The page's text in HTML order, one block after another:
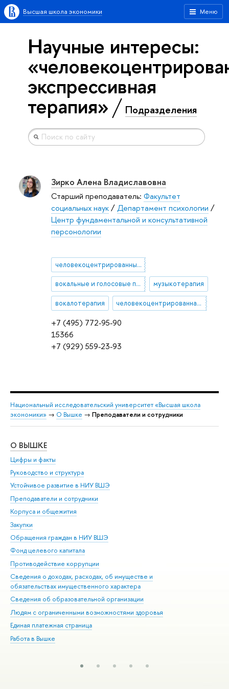
Меню
Высшая школа экономики
Научные интересы:
экспрессивная
терапия» Подразделения
+7 (495) 772-95-90
15366
+7 (929) 559-23-93
Зирко Алена Владиславовна
Старший преподаватель: Факультет
социальных наук/Департамент психологии /
Центр фундаментальной и консультативной
персонологии
человекоцентрированный подход
вокальные и голосовые практики музыкотерапия
вокалотерапия человекоцентрированная экспрессивная терапия
Национальный исследовательский университет «Высшая школа
экономики» → О Вышке → Преподаватели и сотрудники
О ВЫШКЕ
Цифры и факты
Руководство и структура
Устойчивое развитие в НИУ ВШЭ
Преподаватели и сотрудники
Корпуса и общежития
Закупки
Обращения граждан в НИУ ВШЭ
Фонд целевого капитала
Противодействие коррупции
Сведения о доходах, расходах, об имуществе и
обязательствах имущественного характера
Сведения об образовательной организации
Людям с ограниченными возможностями здоровья
Единая платежная страница
Работа в Вышке